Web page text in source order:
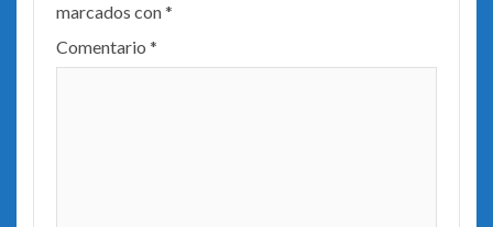
marcados con*
Comentario *